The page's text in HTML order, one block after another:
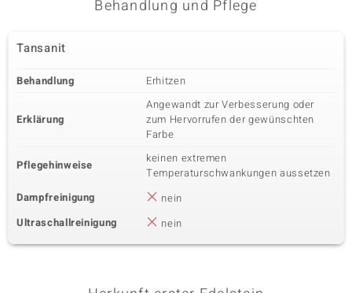
Behandlung und Pflege
Tansanit
Behandlung Erhitzen
Erklärung
Angewandt zur Verbesserung oder
zum Hervorrufen der gewünschten
Farbe
Pflegehinweise
keinen extremen
Temperaturschwankungen aussetzen
Dampfreinigung
nein
Ultraschallreinigung
nein